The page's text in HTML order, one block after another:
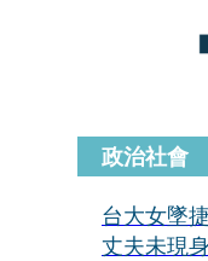
政治社會
台大女墜
丈夫未現身